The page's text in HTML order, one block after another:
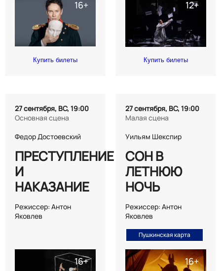
Купить билеты Купить билеты
27 сентября, ВС, 19:00
Основная сцена
Федор Достоевский
ПРЕСТУПЛЕНИЕ
И
НАКАЗАНИЕ
Режиссер: Антон
Яковлев
27 сентября, ВС, 19:00
Малая сцена
Уильям Шекспир
СОН В
ЛЕТНЮЮ
НОЧЬ
Режиссер: Антон
Яковлев
Пушкинская карта